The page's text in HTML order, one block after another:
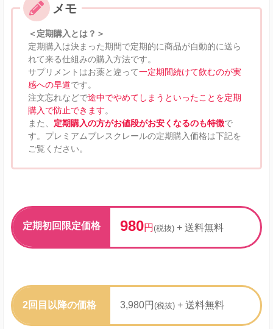
＜定期購入とは？＞
定期購入は決まった期間で定期的に商品が自動的に送ら
れて来る仕組みの購入方法です。
サプリメントはお薬と違って一定期間続けて飲むのが実
感への早道です。
注文忘れなどで途中でやめてしまうといったことを定期
購入で防止できます。
また、 定期購入の方がお値段がお安くなるのも特徴で
す。プレミアムブレスクレールの定期購入価格は下記を
ご覧ください。
定期初回限定価格 980円 (税抜) + 送料無料
2回目以降の価格 3,980円 (税抜) + 送料無料